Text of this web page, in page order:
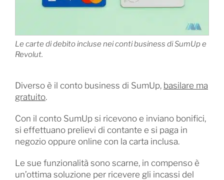
Le carte di debito incluse nei conti business di SumUp e
Revolut.
Diverso è il conto business di SumUp, basilare ma
gratuito.
Con il conto SumUp si ricevono e inviano bonifici,
si effettuano prelievi di contante e si paga in
negozio oppure online con la carta inclusa.
Le sue funzionalità sono scarne, in compenso è
un’ottima soluzione per ricevere gli incassi del